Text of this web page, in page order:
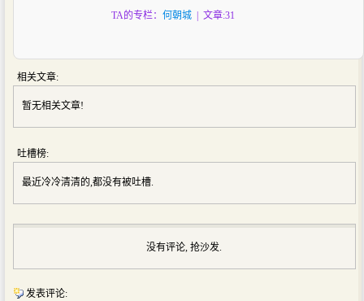
TA的专栏： 何朝城 | 文章:31
相关文章:
暂无相关文章!
吐槽榜:
最近冷冷清清的,都没有被吐槽.
没有评论, 抢沙发.
发表评论: